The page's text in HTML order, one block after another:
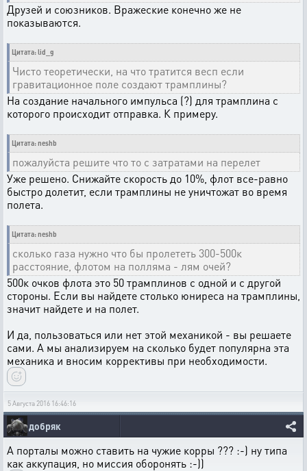
Друзей и союзников. Вражеские конечно же не
показываются.
Цитата: lid_g
Чисто теоретически, на что тратится весп если
гравитационное поле создают трамплины?
На создание начального импульса (?) для трамплина с
которого происходит отправка. К примеру.
Цитата: neshb
пожалуйста решите что то с затратами на перелет
Уже решено. Снижайте скорость до 10%, флот все-равно
быстро долетит, если трамплины не уничтожат во время
полета.
Цитата: neshb
сколько газа нужно что бы пролететь 300-500к
расстояние, флотом на полляма - лям очей?
500к очков флота это 50 трамплинов с одной и с другой
стороны. Если вы найдете столько юниреса на трамплины,
значит найдете и на полет.
И да, пользоваться или нет этой механикой - вы решаете
сами. А мы анализируем на сколько будет популярна эта
механика и вносим коррективы при необходимости.
5 Августа 2016 16:46:16
добряк
А порталы можно ставить на чужие корры ??? :-) ну типа
как аккупация, но миссия оборонять :-))